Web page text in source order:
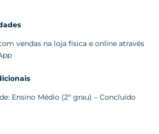
vendas na loja física e online através
Ensino Médio (2º grau) – Concluído